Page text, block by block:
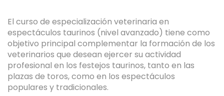
El curso de especialización veterinaria en
espectáculos taurinos (nivel avanzado) tiene como
objetivo principal complementar la formación de los
veterinarios que desean ejercer su actividad
profesional en los festejos taurinos, tanto en las
plazas de toros, como en los espectáculos
populares y tradicionales.